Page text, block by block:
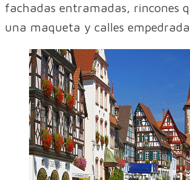
fachadas entramadas, rincones
una maqueta y calles